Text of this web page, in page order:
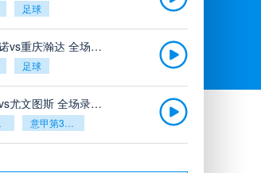
足球
05月28日 凉山鹫诺vs重庆瀚达 全场录像
足球
05月27日 威尼斯vs尤文图斯 全场录像回放
意甲第38轮